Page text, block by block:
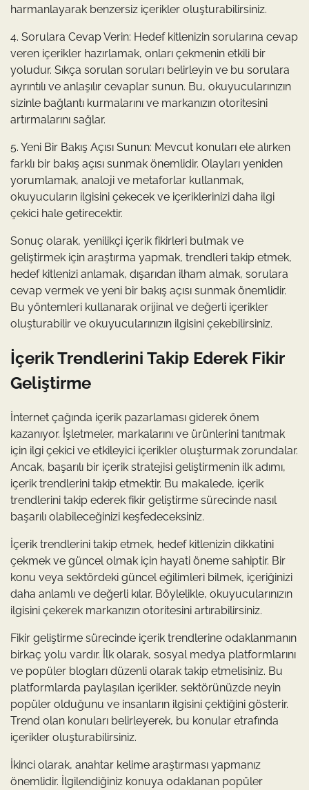
harmanlayarak benzersiz içerikler oluşturabilirsiniz.
4. Sorulara Cevap Verin: Hedef kitlenizin sorularına cevap
veren içerikler hazırlamak, onları çekmenin etkili bir
yoludur. Sıkça sorulan soruları belirleyin ve bu sorulara
ayrıntılı ve anlaşılır cevaplar sunun. Bu, okuyucularınızın
sizinle bağlantı kurmalarını ve markanızın otoritesini
artırmalarını sağlar.
5. Yeni Bir Bakış Açısı Sunun: Mevcut konuları ele alırken
farklı bir bakış açısı sunmak önemlidir. Olayları yeniden
yorumlamak, analoji ve metaforlar kullanmak,
okuyucuların ilgisini çekecek ve içeriklerinizi daha ilgi
çekici hale getirecektir.
Sonuç olarak, yenilikçi içerik fikirleri bulmak ve
geliştirmek için araştırma yapmak, trendleri takip etmek,
hedef kitlenizi anlamak, dışarıdan ilham almak, sorulara
cevap vermek ve yeni bir bakış açısı sunmak önemlidir.
Bu yöntemleri kullanarak orijinal ve değerli içerikler
oluşturabilir ve okuyucularınızın ilgisini çekebilirsiniz.
İçerik Trendlerini Takip Ederek Fikir
Geliştirme
İnternet çağında içerik pazarlaması giderek önem
kazanıyor. İşletmeler, markalarını ve ürünlerini tanıtmak
için ilgi çekici ve etkileyici içerikler oluşturmak zorundalar.
Ancak, başarılı bir içerik stratejisi geliştirmenin ilk adımı,
içerik trendlerini takip etmektir. Bu makalede, içerik
trendlerini takip ederek fikir geliştirme sürecinde nasıl
başarılı olabileceğinizi keşfedeceksiniz.
İçerik trendlerini takip etmek, hedef kitlenizin dikkatini
çekmek ve güncel olmak için hayati öneme sahiptir. Bir
konu veya sektördeki güncel eğilimleri bilmek, içeriğinizi
daha anlamlı ve değerli kılar. Böylelikle, okuyucularınızın
ilgisini çekerek markanızın otoritesini artırabilirsiniz.
Fikir geliştirme sürecinde içerik trendlerine odaklanmanın
birkaç yolu vardır. İlk olarak, sosyal medya platformlarını
ve popüler blogları düzenli olarak takip etmelisiniz. Bu
platformlarda paylaşılan içerikler, sektörünüzde neyin
popüler olduğunu ve insanların ilgisini çektiğini gösterir.
Trend olan konuları belirleyerek, bu konular etrafında
içerikler oluşturabilirsiniz.
İkinci olarak, anahtar kelime araştırması yapmanız
önemlidir. İlgilendiğiniz konuya odaklanan popüler